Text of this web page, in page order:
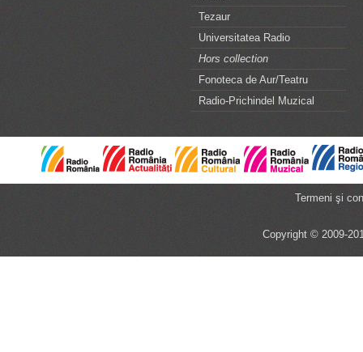
Tezaur
Universitatea Radio
Hors collection
Fonoteca de Aur/Teatru
Radio-Prichindel Muzical
Termeni şi
Copyright © 2009-